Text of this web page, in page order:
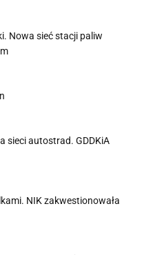
Nowa sieć stacji paliw
sieci autostrad. GDDKiA
NIK zakwestionowała